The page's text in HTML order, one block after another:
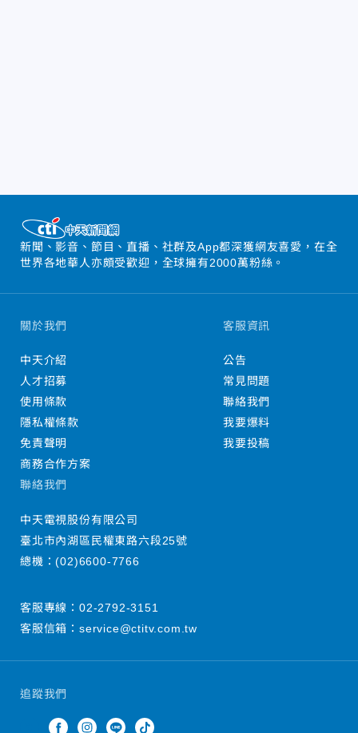
新聞、影音、節目、直播、社群及App都深獲網友喜愛，在全
世界各地華人亦頗受歡迎，全球擁有2000萬粉絲。
追蹤我們
關於我們
中天介紹
人才招募
使用條款
隱私權條款
免責聲明
商務合作方案
客服資訊
公告
常見問題
聯絡我們
我要爆料
我要投稿
聯絡我們
中天電視股份有限公司
臺北市內湖區民權東路六段25號
總機：(02)6600-7766
客服專線： 02-2792-3151
客服信箱： service@ctitv.com.tw